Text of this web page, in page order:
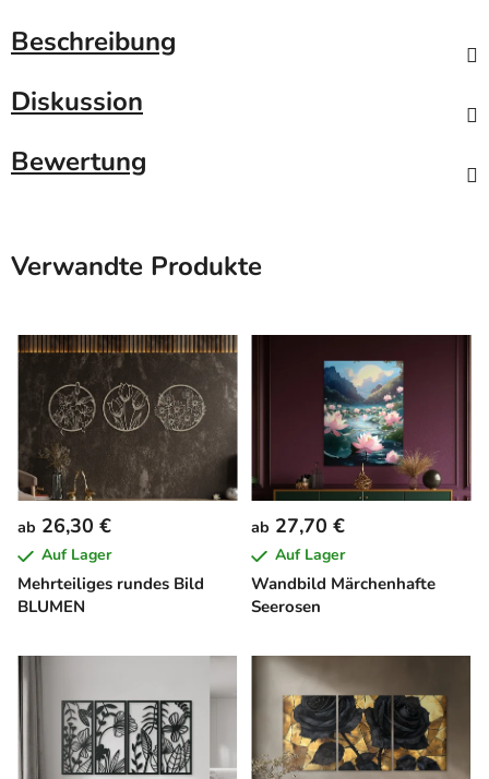
Beschreibung
Diskussion
Bewertung
Verwandte Produkte
Mehrteiliges rundes Bild
BLUMEN
ab 26,30 €
Auf Lager
Wandbild Märchenhafte
Seerosen
ab 27,70 €
Auf Lager